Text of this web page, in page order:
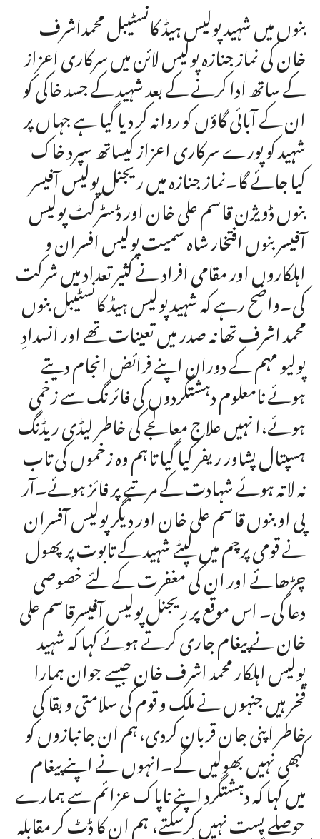
بنوں میں شہید پولیس ہیڈ کانسٹیبل محمداشرف
خان کی نماز جنازہ پولیس لائن میں سرکاری اعزاز
کے ساتھ ادا کرنے کے بعد شہید کے جسد خاکی کو
ان کے آبائی گاؤں کو روانہ کر دیا گیا ہے جہاں پر
شہید کو پورے سرکاری اعزاز کیساتھ سپرد خاک
کیا جائے گا۔نماز جنازہ میں ریجنل پولیس آفیسر
بنوں ڈویژن قاسم علی خان اور ڈسٹرکٹ پولیس
آفیسر بنوں افتخار شاہ سمیت پولیس افسران و
اہلکاروں اور مقامی افراد نے کثیر تعداد میں شرکت
کی۔واضح رہے کہ شہید پولیس ہیڈ کانسٹیبل بنوں
محمد اشرف تھانہ صدر میں تعینات تھے اور انسدادِ
پولیو مہم کے دوران اپنے فرائض انجام دیتے
ہوئے نامعلوم دہشتگردوں کی فائرنگ سے زخمی
ہوئے،ا نہیں علاج معالجے کی خاطر لیڈی ریڈنگ
ہسپتال پشاور ریفر کیا گیا تاہم وہ زخموں کی تاب
نہ لاتہ ہوئے شہادت کے مرتبے پر فائز ہوئے۔آر
پی او بنوں قاسم علی خان اور دیگر پولیس آفسران
نے قومی پرچم میں لپٹے شہید کے تابوت پر پھول
چڑھائے اور ان کی مغفرت کے لئے خصوصی
دعا کی۔ اس موقع پر ریجنل پولیس آفیسرقاسم علی
خان نے پیغام جاری کرتے ہوئے کہا کہ شہید
پولیس اہلکار محمد اشرف خان جیسے جوان ہمارا
فخر ہیں جنہوں نے ملک و قوم کی سلامتی و بقا کی
خاطر اپنی جان قربان کردی،ہم ان جانبازوں کو
کبھی نہیں بھولیں گے۔انہوں نے اپنے پیغام
میں کہا کہ دہشتگرد اپنے ناپاک عزائم سے ہمارے
حوصلے پست نہیں کرسکتے، ہم ان کا ڈٹ کر مقابلہ